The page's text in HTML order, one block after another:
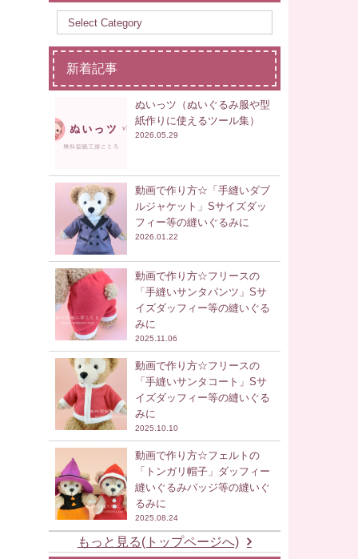
新着記事
ぬいっツ（ぬいぐるみ服や型
紙作りに使えるツール集）
2026.05.29
動画で作り方☆「手縫いダブ
ルジャケット」Sサイズダッ
フィー等の縫いぐるみに
2026.01.22
動画で作り方☆フリースの
「手縫いサンタパンツ」Sサ
イズダッフィー等の縫いぐる
みに
2025.11.06
動画で作り方☆フリースの
「手縫いサンタコート」Sサ
イズダッフィー等の縫いぐる
みに
2025.10.10
動画で作り方☆フェルトの
「トンガリ帽子」ダッフィー
縫いぐるみバッジ等の縫いぐ
るみに
2025.08.24
もっと見る(トップページへ)